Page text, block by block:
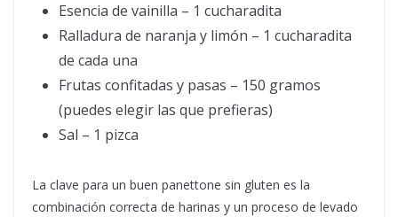
Esencia de vainilla – 1 cucharadita
Ralladura de naranja y limón – 1 cucharadita
de cada una
Frutas confitadas y pasas – 150 gramos
(puedes elegir las que prefieras)
Sal – 1 pizca
La clave para un buen panettone sin gluten es la
combinación correcta de harinas y un proceso de levado